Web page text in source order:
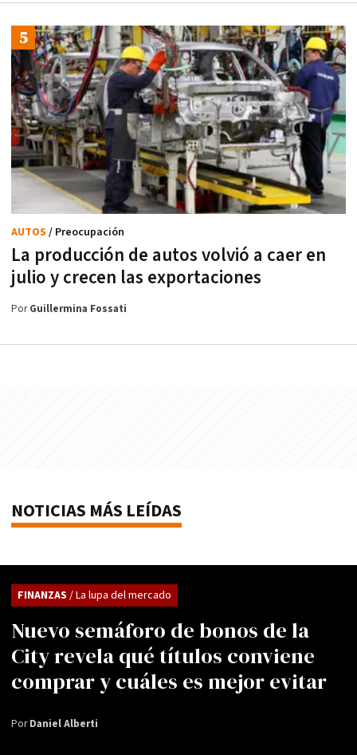
La producción de autos volvió a caer en
julio y crecen las exportaciones
AUTOS / Preocupación
PorGuillermina Fossati
NOTICIAS MÁS LEÍDAS
Nuevo semáforo de bonos de la
City revela qué títulos conviene
comprar y cuáles es mejor evitar
FINANZAS / La lupa del mercado
PorDaniel Alberti